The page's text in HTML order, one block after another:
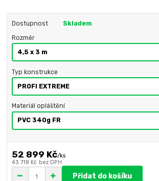
Dostupnost Skladem
Rozměr
Typ konstrukce
Materiál opláštění
52 899 Kč/ks
43 718 Kč bez DPH
Přidat do košíku